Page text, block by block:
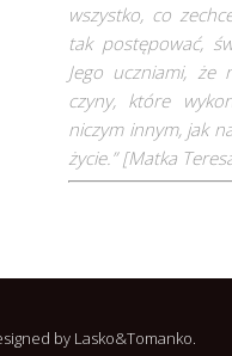
wszystko, co
tak postępować,
Jego uczniami, że
czyny, które
niczym innym, jak
życie.” [Matka
by Lasko&Tomanko.